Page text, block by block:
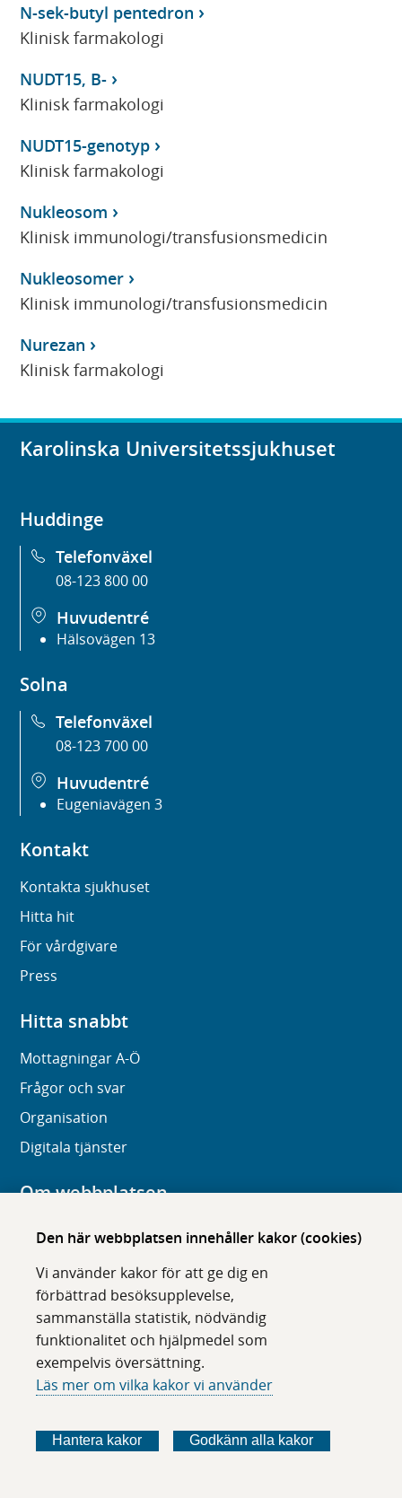
Den här webbplatsen innehåller kakor (cookies)
Vi använder kakor för att ge dig en
förbättrad besöksupplevelse,
sammanställa statistik, nödvändig
funktionalitet och hjälpmedel som
exempelvis översättning.
Läs mer om vilka kakor vi använder
Hantera kakor Godkänn alla kakor
N-sek-butyl pentedron
Klinisk farmakologi
NUDT15, B-
Klinisk farmakologi
NUDT15-genotyp
Klinisk farmakologi
Nukleosom
Klinisk immunologi/transfusionsmedicin
Nukleosomer
Klinisk immunologi/transfusionsmedicin
Nurezan
Klinisk farmakologi
Karolinska Universitetssjukhuset
Huddinge
Telefonväxel
08-123 800 00
Huvudentré
Hälsovägen 13
Solna
Telefonväxel
08-123 700 00
Huvudentré
Eugeniavägen 3
Kontakt
Kontakta sjukhuset
Hitta hit
För vårdgivare
Press
Hitta snabbt
Mottagningar A-Ö
Frågor och svar
Organisation
Digitala tjänster
Om webbplatsen
Om karolinska.se
Tillgänglighet
Om cookies
Följ oss i sociala medier
ö
l
ö
l
ö
l